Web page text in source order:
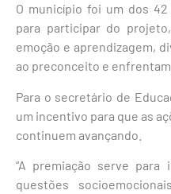
O município foi um dos
para participar do
emoção e aprendizagem,
ao preconceito e
Para o secretário de
um incentivo para que as
continuem avançando.
“A premiação serve
questões